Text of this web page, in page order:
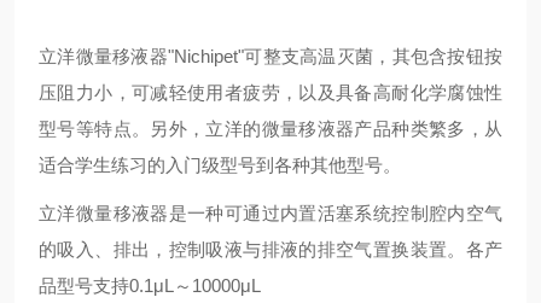
立洋微量移液器"Nichipet"可整支高温灭菌，其包含按钮按
压阻力小，可减轻使用者疲劳，以及具备高耐化学腐蚀性
型号等特点。另外，立洋的微量移液器产品种类繁多，从
适合学生练习的入门级型号到各种其他型号。
立洋微量移液器是一种可通过内置活塞系统控制腔内空气
的吸入、排出，控制吸液与排液的排空气置换装置。各产
品型号支持0.1μL～10000μL